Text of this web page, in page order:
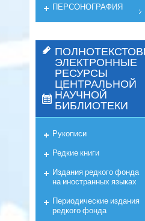
ПЕРСОНОГРАФИЯ
ЭЛЕКТРОННЫЕ
РЕСУРСЫ
ЦЕНТРАЛЬНОЙ
НАУЧНОЙ
БИБЛИОТЕКИ
Рукописи
Редкие книги
Издания редкого фонда
на иностранных языках
Периодические издания
редкого фонда